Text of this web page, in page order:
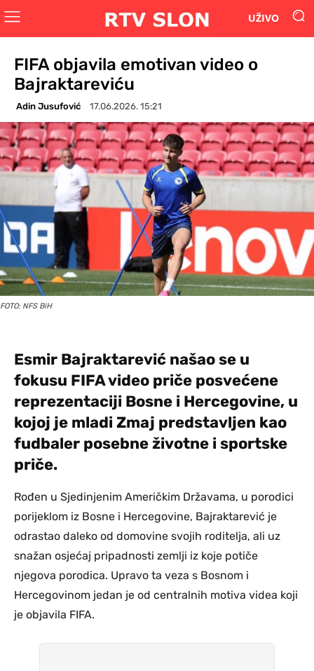
UŽIVO
FIFA objavila emotivan video o
Bajraktareviću
Adin Jusufović 17.06.2026. 15:21
FOTO: NFS BiH
Esmir Bajraktarević našao se u
fokusu FIFA video priče posvećene
reprezentaciji Bosne i Hercegovine, u
kojoj je mladi Zmaj predstavljen kao
fudbaler posebne životne i sportske
priče.
Rođen u Sjedinjenim Američkim Državama, u porodici
porijeklom iz Bosne i Hercegovine, Bajraktarević je
odrastao daleko od domovine svojih roditelja, ali uz
snažan osjećaj pripadnosti zemlji iz koje potiče
njegova porodica. Upravo ta veza s Bosnom i
Hercegovinom jedan je od centralnih motiva videa koji
je objavila FIFA.